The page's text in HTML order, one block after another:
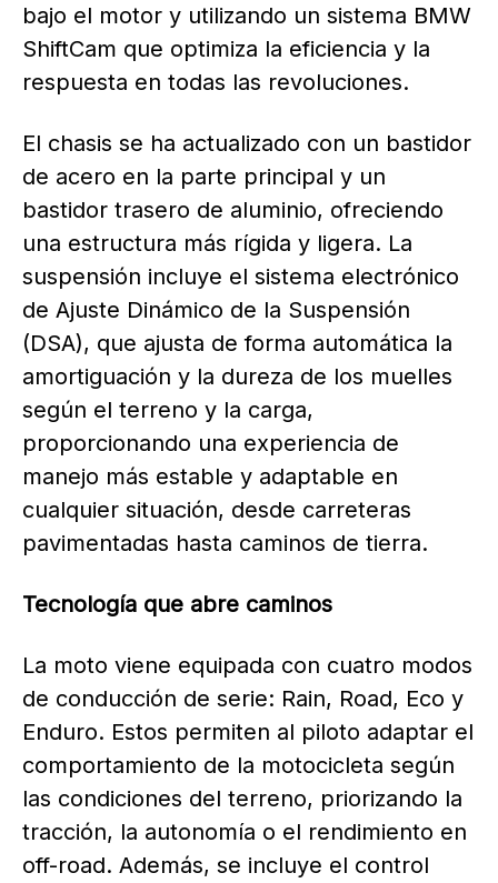
bajo el motor y utilizando un sistema BMW
ShiftCam que optimiza la eficiencia y la
respuesta en todas las revoluciones.
El chasis se ha actualizado con un bastidor
de acero en la parte principal y un
bastidor trasero de aluminio, ofreciendo
una estructura más rígida y ligera. La
suspensión incluye el sistema electrónico
de Ajuste Dinámico de la Suspensión
(DSA), que ajusta de forma automática la
amortiguación y la dureza de los muelles
según el terreno y la carga,
proporcionando una experiencia de
manejo más estable y adaptable en
cualquier situación, desde carreteras
pavimentadas hasta caminos de tierra.
Tecnología que abre caminos
La moto viene equipada con cuatro modos
de conducción de serie: Rain, Road, Eco y
Enduro. Estos permiten al piloto adaptar el
comportamiento de la motocicleta según
las condiciones del terreno, priorizando la
tracción, la autonomía o el rendimiento en
off-road. Además, se incluye el control